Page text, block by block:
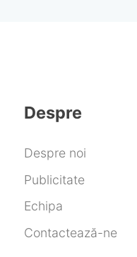
Despre
Despre noi
Publicitate
Echipa
Contactează-ne